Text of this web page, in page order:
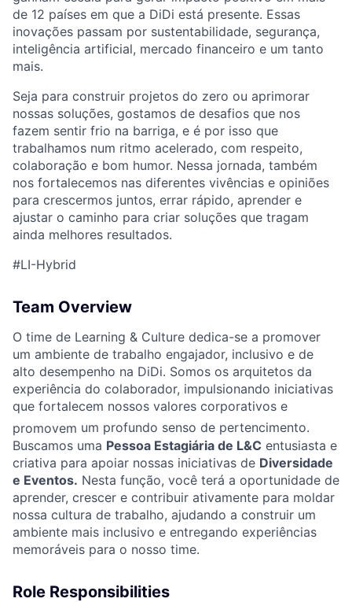
ACME Homepage
de 12 países em que a DiDi está presente. Essas
inovações passam por sustentabilidade, segurança,
inteligência artificial, mercado financeiro e um tanto
mais.
Seja para construir projetos do zero ou aprimorar
nossas soluções, gostamos de desafios que nos
fazem sentir frio na barriga, e é por isso que
trabalhamos num ritmo acelerado, com respeito,
colaboração e bom humor. Nessa jornada, também
nos fortalecemos nas diferentes vivências e opiniões
para crescermos juntos, errar rápido, aprender e
ajustar o caminho para criar soluções que tragam
ainda melhores resultados.
#LI-Hybrid
Team Overview
O time de Learning & Culture dedica-se a promover
um ambiente de trabalho engajador, inclusivo e de
alto desempenho na DiDi. Somos os arquitetos da
experiência do colaborador, impulsionando iniciativas
que fortalecem nossos valores corporativos e
promovem um profundo senso de pertencimento.
Buscamos uma Pessoa Estagiária de L&C entusiasta e
criativa para apoiar nossas iniciativas de Diversidade
e Eventos. Nesta função, você terá a oportunidade de
aprender, crescer e contribuir ativamente para moldar
nossa cultura de trabalho, ajudando a construir um
ambiente mais inclusivo e entregando experiências
memoráveis para o nosso time.
Role Responsibilities